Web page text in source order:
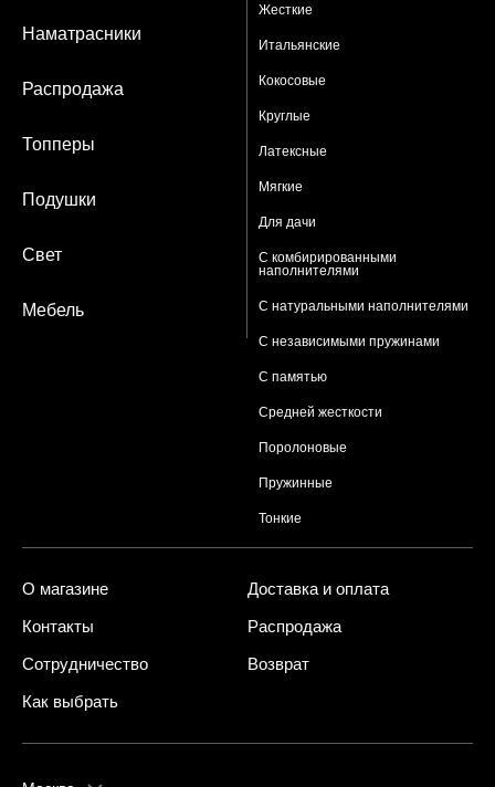
Жесткие
Итальянские
Кокосовые
Круглые
Латексные
Мягкие
Для дачи
С комбирированными
наполнителями
С натуральными наполнителями
С независимыми пружинами
С памятью
Средней жесткости
Поролоновые
Пружинные
Тонкие
Наматрасники
Распродажа
Топперы
Подушки
Свет
Мебель
О магазине
Доставка и оплата
Контакты
Распродажа
Сотрудничество
Возврат
Как выбрать